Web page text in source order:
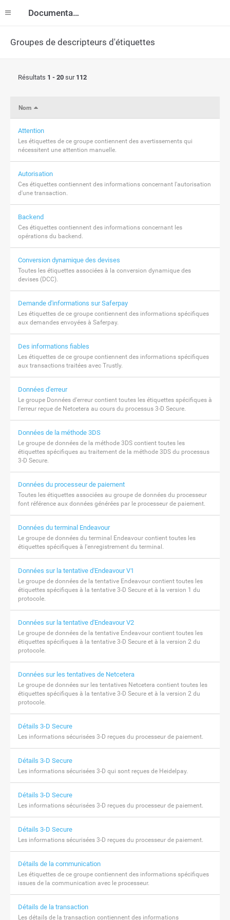
Documentation
Groupes de descripteurs d'étiquettes
Résultats 1 - 20 sur 112
Attention
Les étiquettes de ce groupe contiennent des avertissements qui
nécessitent une attention manuelle.
Autorisation
Ces étiquettes contiennent des informations concernant l'autorisation
d'une transaction.
Backend
Ces étiquettes contiennent des informations concernant les
opérations du backend.
Conversion dynamique des devises
Toutes les étiquettes associées à la conversion dynamique des
devises (DCC).
Demande d'informations sur Saferpay
Les étiquettes de ce groupe contiennent des informations spécifiques
aux demandes envoyées à Saferpay.
Des informations fiables
Les étiquettes de ce groupe contiennent des informations spécifiques
aux transactions traitées avec Trustly.
Données d'erreur
Le groupe Données d'erreur contient toutes les étiquettes spécifiques à
l'erreur reçue de Netcetera au cours du processus 3-D Secure.
Données de la méthode 3DS
Le groupe de données de la méthode 3DS contient toutes les
étiquettes spécifiques au traitement de la méthode 3DS du processus
3-D Secure.
Données du processeur de paiement
Toutes les étiquettes associées au groupe de données du processeur
font référence aux données générées par le processeur de paiement.
Données du terminal Endeavour
Le groupe de données du terminal Endeavour contient toutes les
étiquettes spécifiques à l'enregistrement du terminal.
Données sur la tentative d'Endeavour V1
Le groupe de données de la tentative Endeavour contient toutes les
étiquettes spécifiques à la tentative 3-D Secure et à la version 1 du
protocole.
Données sur la tentative d'Endeavour V2
Le groupe de données de la tentative Endeavour contient toutes les
étiquettes spécifiques à la tentative 3-D Secure et à la version 2 du
protocole.
Données sur les tentatives de Netcetera
Le groupe de données sur les tentatives Netcetera contient toutes les
étiquettes spécifiques à la tentative 3-D Secure et à la version 2 du
protocole.
Détails 3-D Secure
Les informations sécurisées 3-D reçues du processeur de paiement.
Détails 3-D Secure
Les informations sécurisées 3-D qui sont reçues de Heidelpay.
Détails 3-D Secure
Les informations sécurisées 3-D reçues du processeur de paiement.
Détails 3-D Secure
Les informations sécurisées 3-D reçues du processeur de paiement.
Détails de la communication
Les étiquettes de ce groupe contiennent des informations spécifiques
issues de la communication avec le processeur.
Détails de la transaction
Les détails de la transaction contiennent des informations
Nom